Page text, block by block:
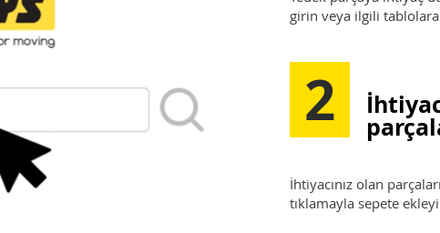
girin veya ilgili
2
İhtiyacınız olan
tıklamayla sepete